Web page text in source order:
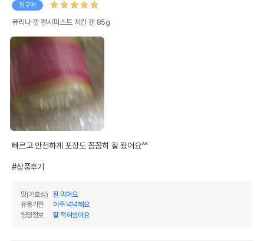
첫구매
퓨리나 캣 팬시피스트 치킨 캔 85g
빠르고 안전하게 포장도 꼼꼼히 잘 왔어요^^
#상품후기
맛(기호성)
잘 먹어요
유통기한
아주 넉넉해요
영양정보
잘 적혀있어요